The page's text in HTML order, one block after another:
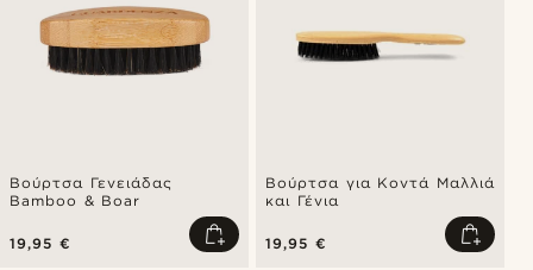
Βούρτσα Γενειάδας
Bamboo & Boar
19,95 €
Bούρτσα για Κοντά Μαλλιά
και Γένια
19,95 €